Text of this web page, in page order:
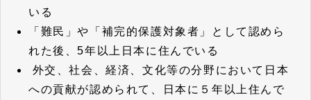
いる
「難民」や「補完的保護対象者」として認めら
れた後、5年以上日本に住んでいる
外交、社会、経済、文化等の分野において日本
への貢献が認められて、日本に５年以上住んで